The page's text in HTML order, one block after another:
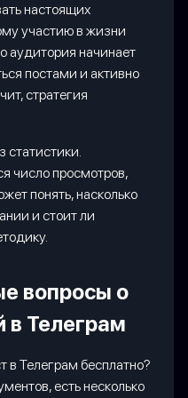
настоящих
участию в жизни
аудитория начинает
постами и активно
стратегия
статистики.
число просмотров,
понять, насколько
и стоит ли
вопросы о
в Телеграм
в Телеграм бесплатно?
есть несколько